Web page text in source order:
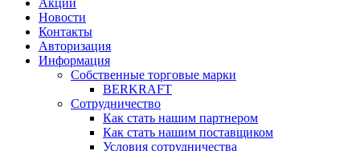
Акции
Новости
Контакты
Авторизация
Информация
Собственные торговые марки
BERKRAFT
Сотрудничество
Как стать нашим партнером
Как стать нашим поставщиком
Условия сотрудничества